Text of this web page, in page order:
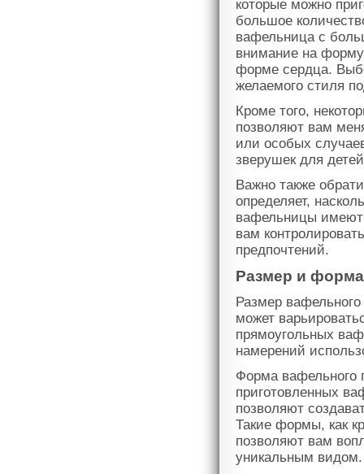
которые можно
большое
вафельница с
внимание на
форме сердца.
желаемого стиля
Кроме того,
позволяют вам
или особых
зверушек для
Важно также
определяет,
вафельницы имеют
вам
предпочтений.
Размер и
Размер
может
прямоугольных
намерений
Форма вафельного
приготовленных
позволяют
Такие формы, как
позволяют вам
уникальным видом.